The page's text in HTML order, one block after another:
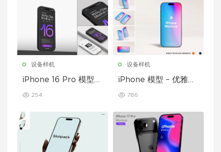
设备样机
iPhone 16 Pro 模型套
254
设备样机
iPhone 模型 – 优雅奢
786